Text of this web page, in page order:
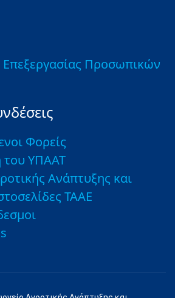
Προσωπικών
Φορείς
του ΥΠΑΑΤ
Ανάπτυξης και
ΤΑΑΕ